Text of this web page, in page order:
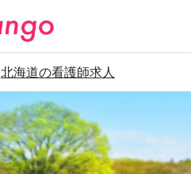
北海道の看護師求人